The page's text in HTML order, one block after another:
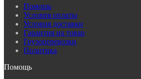
Помощь
Условия оплаты
Условия доставки
Гарантия на товар
Грузоперевозки
Политика
Помощь